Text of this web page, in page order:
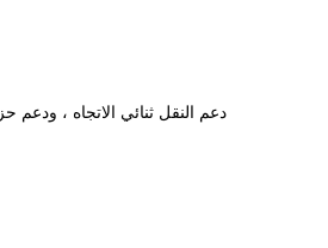
دعم النقل ثنائي الاتجاه ، ودعم